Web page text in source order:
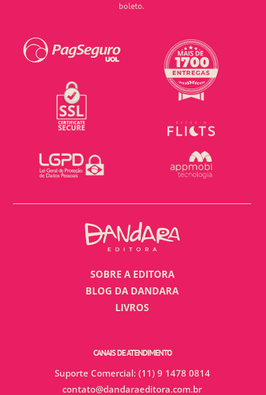
boleto.
SOBRE A EDITORA
BLOG DA DANDARA
LIVROS
CANAIS DE ATENDIMENTO
Suporte Comercial: (11) 9 1478 0814
contato@dandaraeditora.com.br